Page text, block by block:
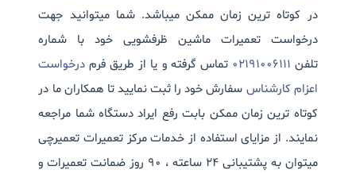
در کوتاه ترین زمان ممکن میباشد. شما میتوانید جهت
درخواست تعمیرات ماشین ظرفشویی خود با شماره
تلفن 02191006111 تماس گرفته و یا از طریق فرم درخواست
اعزام کارشناس سفارش خود را ثبت نمایید تا همکاران ما در
کوتاه ترین زمان ممکن بابت رفع ایراد دستگاه شما مراجعه
نمایند. از مزایای استفاده از خدمات مرکز تعمیرات تعمیرچی
میتوان به پشتیبانی 24 ساعته ، 90 روز ضمانت تعمیرات و